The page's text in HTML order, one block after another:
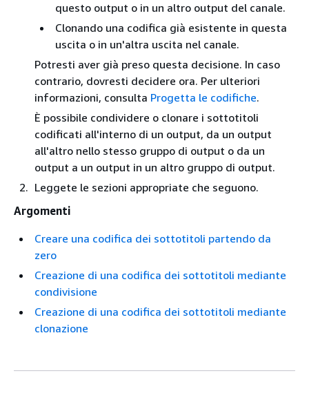
questo output o in un altro output del canale.
Clonando una codifica già esistente in questa
uscita o in un'altra uscita nel canale.
Potresti aver già preso questa decisione. In caso
contrario, dovresti decidere ora. Per ulteriori
informazioni, consulta Progetta le codifiche.
È possibile condividere o clonare i sottotitoli
codificati all'interno di un output, da un output
all'altro nello stesso gruppo di output o da un
output a un output in un altro gruppo di output.
Leggete le sezioni appropriate che seguono.
Argomenti
Creare una codifica dei sottotitoli partendo da
zero
Creazione di una codifica dei sottotitoli mediante
condivisione
Creazione di una codifica dei sottotitoli mediante
clonazione